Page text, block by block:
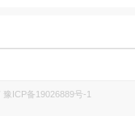
豫ICP备19026889号-1